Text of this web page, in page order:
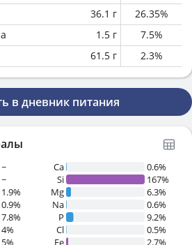
36.1 г 26.35%
1.5 г 7.5%
61.5 г 2.3%
в дневник питания
~
~
1.9%
0.9%
7.8%
4%
5%
Ca
0.6%
Si
167%
Mg
6.3%
Na
0.6%
P
9.2%
Cl
0.5%
Fe
2.7%